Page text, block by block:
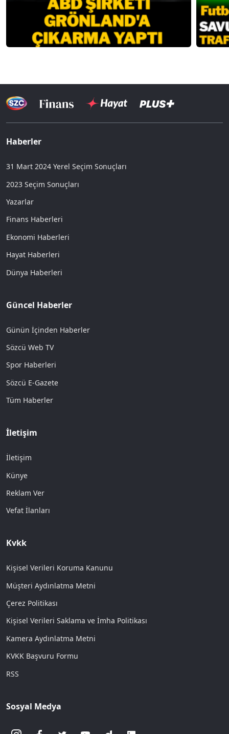
Haberler
31 Mart 2024 Yerel Seçim Sonuçları
2023 Seçim Sonuçları
Yazarlar
Finans Haberleri
Ekonomi Haberleri
Hayat Haberleri
Dünya Haberleri
Güncel Haberler
Günün İçinden Haberler
Sözcü Web TV
Spor Haberleri
Sözcü E-Gazete
Tüm Haberler
İletişim
İletişim
Künye
Reklam Ver
Vefat İlanları
Kvkk
Kişisel Verileri Koruma Kanunu
Müşteri Aydınlatma Metni
Çerez Politikası
Kişisel Verileri Saklama ve İmha Politikası
Kamera Aydınlatma Metni
KVKK Başvuru Formu
RSS
Sosyal Medya